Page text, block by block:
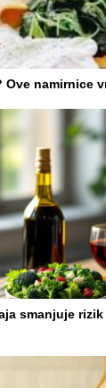
Ove namirnice
smanjuje